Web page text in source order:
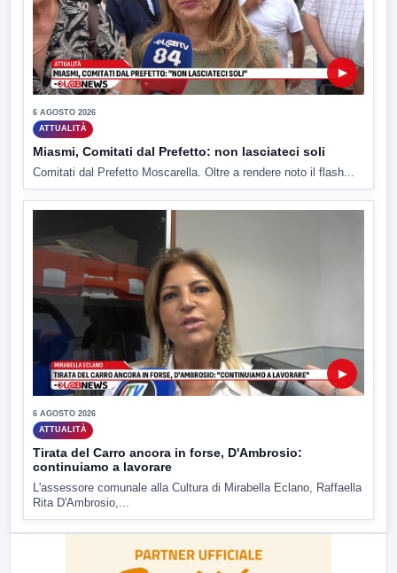
▶
6 AGOSTO 2026
ATTUALITÀ
Miasmi, Comitati dal Prefetto: non lasciateci soli
Comitati dal Prefetto Moscarella. Oltre a rendere noto il flash...
▶
6 AGOSTO 2026
ATTUALITÀ
Tirata del Carro ancora in forse, D'Ambrosio:
continuiamo a lavorare
L'assessore comunale alla Cultura di Mirabella Eclano, Raffaella
Rita D'Ambrosio,...